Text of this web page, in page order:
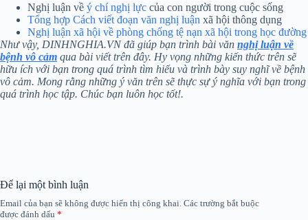
Nghị luận về ý chí nghị lực của con người trong cuộc sống
Tổng hợp Cách viết đoạn văn nghị luận xã hội thông dụng
Nghị luận xã hội về phòng chống tệ nạn xã hội trong học đường
Như vậy, DINHNGHIA.VN đã giúp bạn trình bài văn nghị luận về
bệnh vô cảm qua bài viết trên đây. Hy vọng những kiến thức trên sẽ
hữu ích với bạn trong quá trình tìm hiểu và trình bày suy nghĩ về bệnh
vô cảm. Mong rằng những ý văn trên sẽ thực sự ý nghĩa với bạn trong
quá trình học tập. Chúc bạn luôn học tốt!.
Để lại một bình luận
Email của bạn sẽ không được hiển thị công khai. Các trường bắt buộc
được đánh dấu *